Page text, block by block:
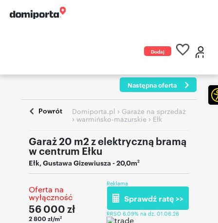
Dodaj
Następna oferta
Powrót Domiporta.pl › Garaże na sprzedaż
› warmińsko-mazurskie › Ełk
Garaż 20 m2 z elektryczną bramą
w centrum Ełku
Ełk,Gustawa Gizewiusza- 20,0m2
Oferta na
wyłączność
56 000 zł
2 800 zł/m2
Reklama
Sprawdź ratę >>
RRSO 6,09% na dz. 01.06.26